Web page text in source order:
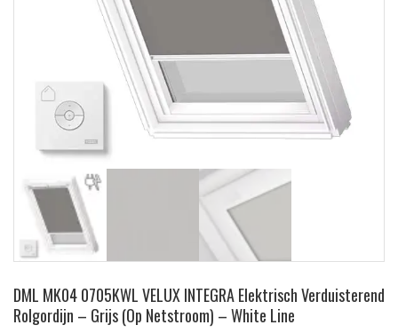
DML MK04 0705KWL VELUX INTEGRA Elektrisch Verduisterend
Rolgordijn – Grijs (Op Netstroom) – White Line